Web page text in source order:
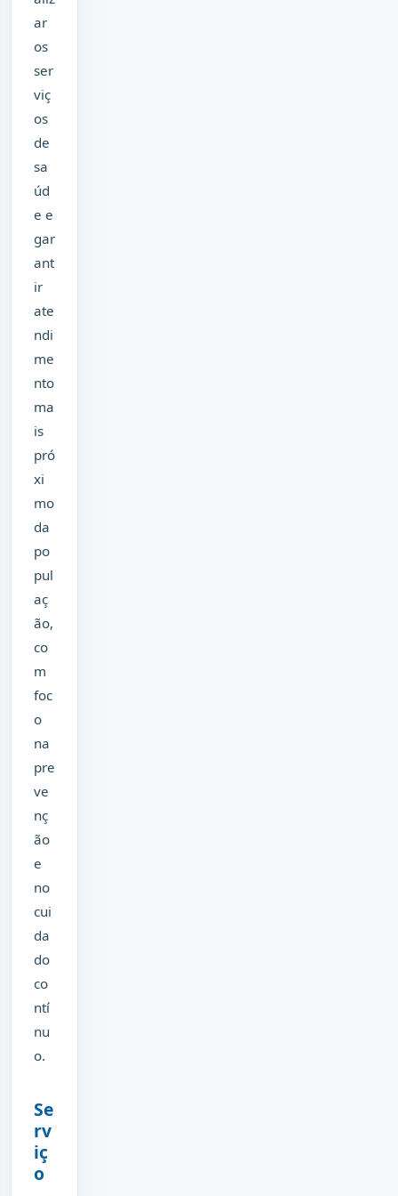
ar
os
ser
viç
os
de
sa
úd
e e
gar
ant
ir
ate
ndi
me
nto
ma
is
pró
xi
mo
da
po
pul
aç
ão,
co
m
foc
o
na
pre
ve
nç
ão
e
no
cui
da
do
co
ntí
nu
o.
Se
rv
iç
o